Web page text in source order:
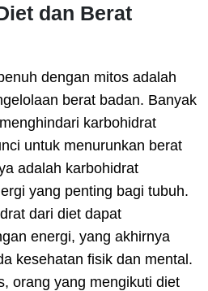
dan Berat
dengan mitos adalah
berat badan. Banyak
karbohidrat
untuk menurunkan berat
adalah karbohidrat
yang penting bagi tubuh.
dari diet dapat
energi, yang akhirnya
kesehatan fisik dan mental.
orang yang mengikuti diet